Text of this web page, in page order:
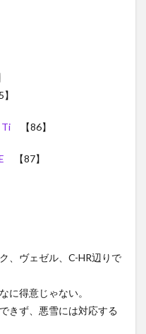
Ti 【86】
【87】
、ヴェゼル、C-HR辺りで
に得意じゃない。
きず、悪雪には対応する